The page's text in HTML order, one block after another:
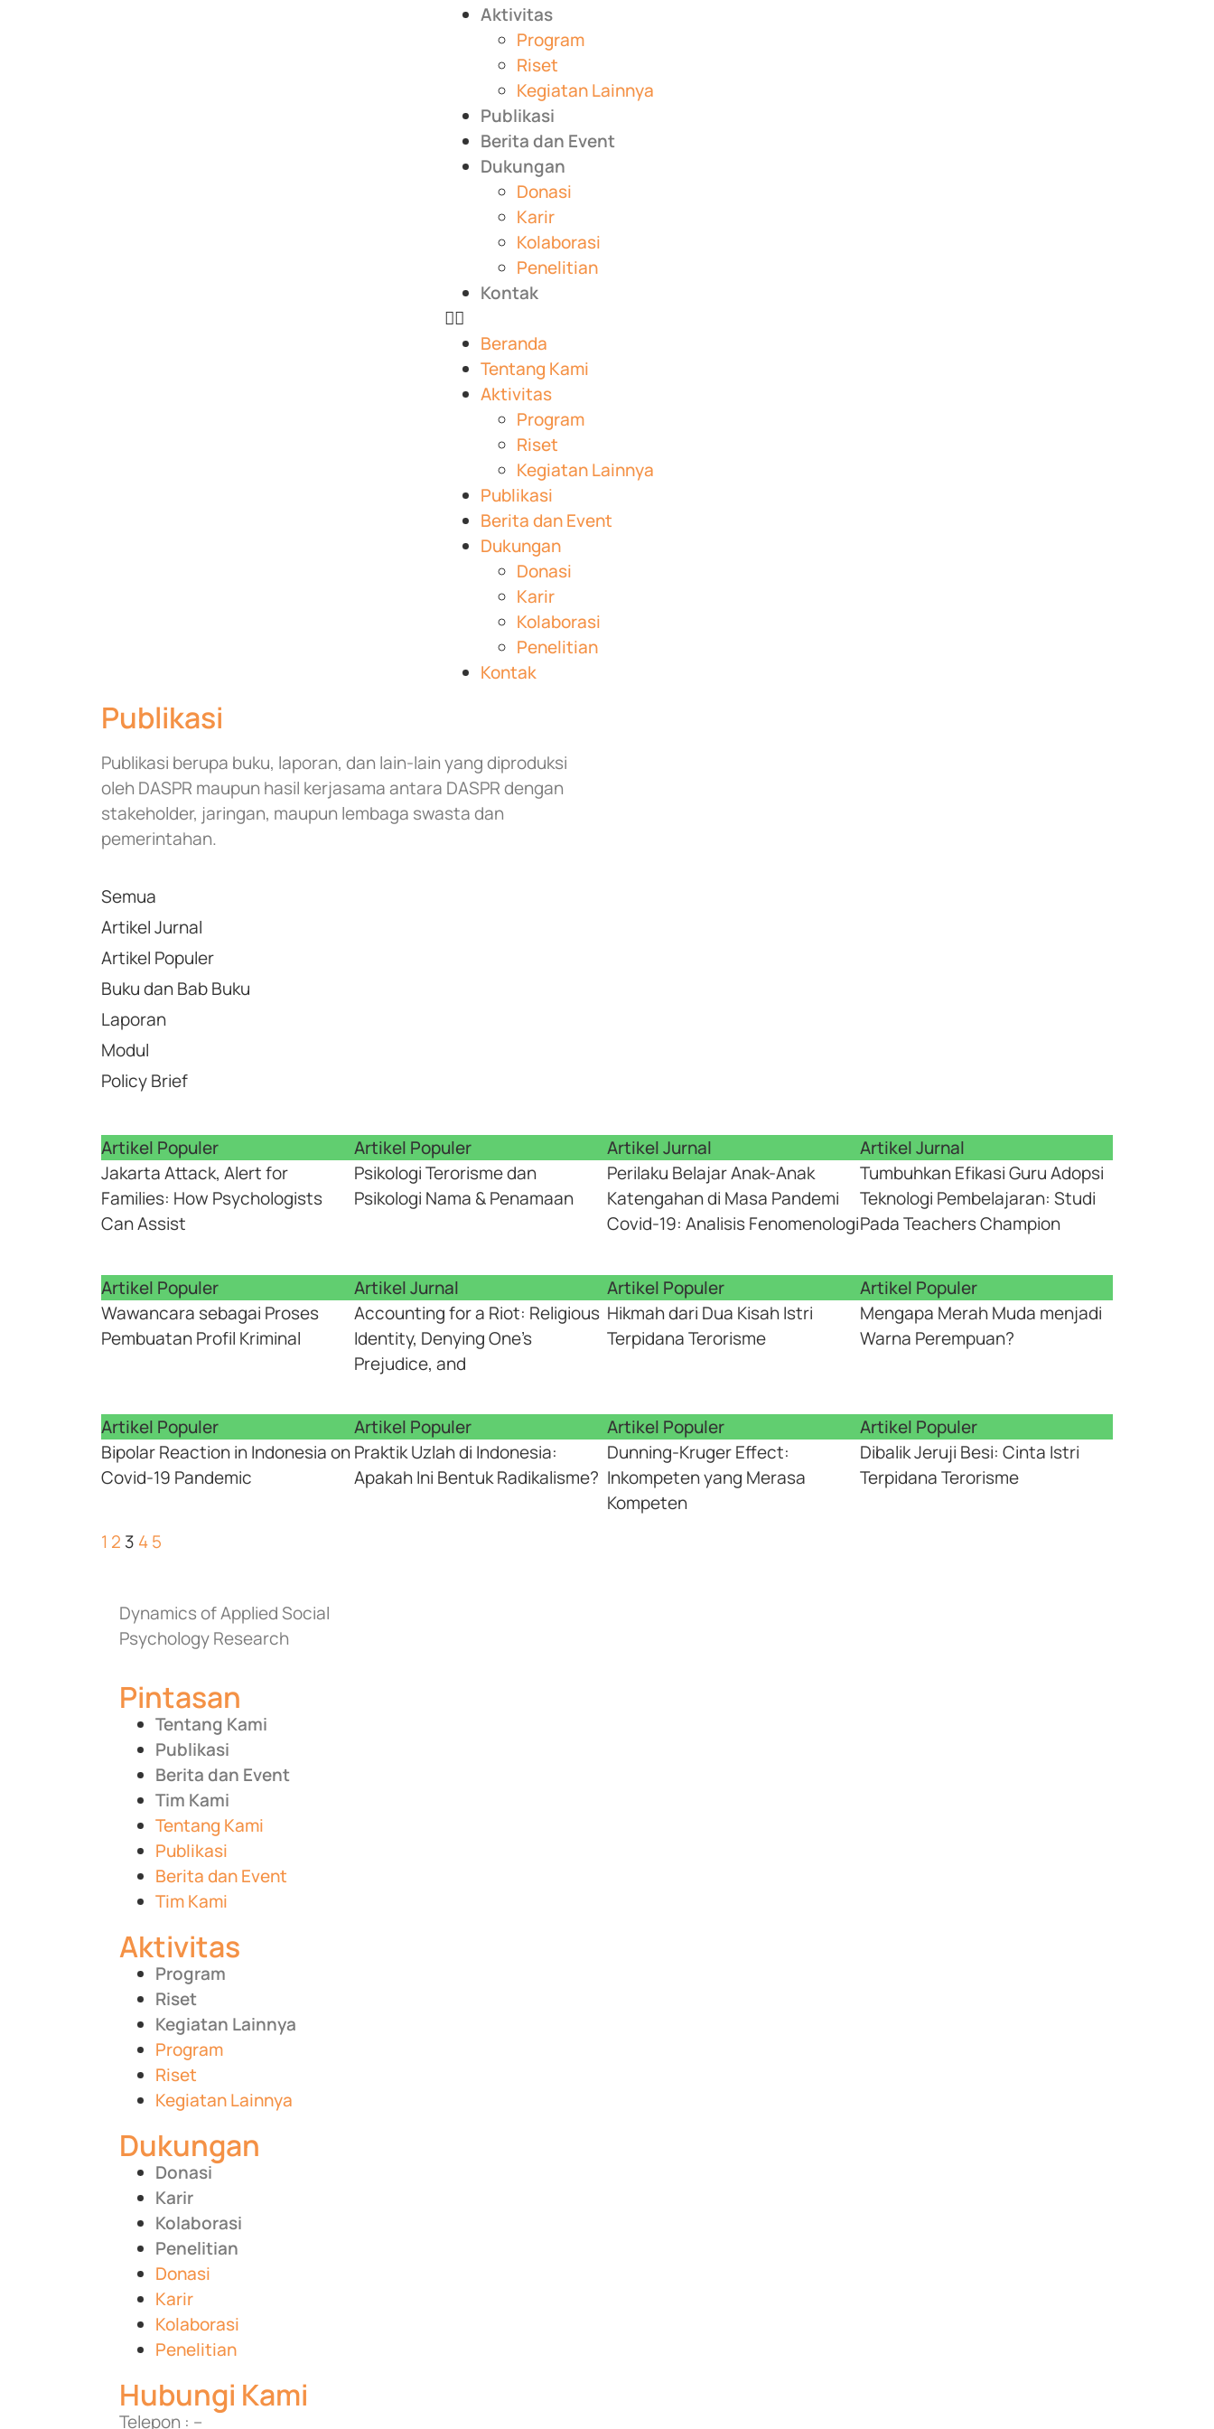
Aktivitas
Program
Riset
Kegiatan Lainnya
Publikasi
Berita dan Event
Dukungan
Donasi
Karir
Kolaborasi
Penelitian
Kontak
Beranda
Tentang Kami
Aktivitas
Program
Riset
Kegiatan Lainnya
Publikasi
Berita dan Event
Dukungan
Donasi
Karir
Kolaborasi
Penelitian
Kontak
Publikasi
Publikasi berupa buku, laporan, dan lain-lain yang diproduksi
oleh DASPR maupun hasil kerjasama antara DASPR dengan
stakeholder, jaringan, maupun lembaga swasta dan
pemerintahan.
Semua
Artikel Jurnal
Artikel Populer
Buku dan Bab Buku
Laporan
Modul
Policy Brief
Artikel Populer
Jakarta Attack, Alert for
Families: How Psychologists
Can Assist
Artikel Populer
Psikologi Terorisme dan
Psikologi Nama & Penamaan
Artikel Jurnal
Perilaku Belajar Anak-Anak
Katengahan di Masa Pandemi
Covid-19: Analisis Fenomenologi
Artikel Jurnal
Tumbuhkan Efikasi Guru Adopsi
Teknologi Pembelajaran: Studi
Pada Teachers Champion
Artikel Populer
Wawancara sebagai Proses
Pembuatan Profil Kriminal
Artikel Jurnal
Accounting for a Riot: Religious
Identity, Denying One’s
Prejudice, and
Artikel Populer
Hikmah dari Dua Kisah Istri
Terpidana Terorisme
Artikel Populer
Mengapa Merah Muda menjadi
Warna Perempuan?
Artikel Populer
Bipolar Reaction in Indonesia on
Covid-19 Pandemic
Artikel Populer
Praktik Uzlah di Indonesia:
Apakah Ini Bentuk Radikalisme?
Artikel Populer
Dunning-Kruger Effect:
Inkompeten yang Merasa
Kompeten
Artikel Populer
Dibalik Jeruji Besi: Cinta Istri
Terpidana Terorisme
1 2 3 45
Dynamics of Applied Social
Psychology Research
Pintasan
Tentang Kami
Publikasi
Berita dan Event
Tim Kami
Tentang Kami
Publikasi
Berita dan Event
Tim Kami
Aktivitas
Program
Riset
Kegiatan Lainnya
Program
Riset
Kegiatan Lainnya
Dukungan
Donasi
Karir
Kolaborasi
Penelitian
Donasi
Karir
Kolaborasi
Penelitian
Hubungi Kami
Telepon : –